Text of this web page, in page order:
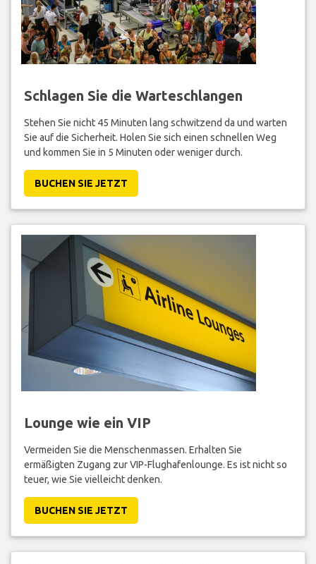
Schlagen Sie die Warteschlangen
Stehen Sie nicht 45 Minuten lang schwitzend da und warten
Sie auf die Sicherheit. Holen Sie sich einen schnellen Weg
und kommen Sie in 5 Minuten oder weniger durch.
BUCHEN SIE JETZT
Lounge wie ein VIP
Vermeiden Sie die Menschenmassen. Erhalten Sie
ermäßigten Zugang zur VIP-Flughafenlounge. Es ist nicht so
teuer, wie Sie vielleicht denken.
BUCHEN SIE JETZT